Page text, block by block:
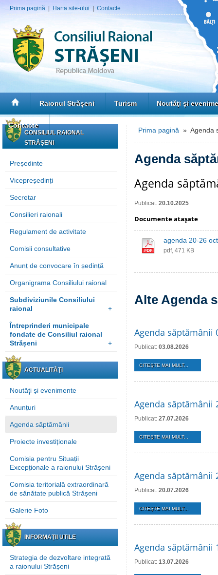
Prima pagină Harta site-ului Contacte
Raionul Strășeni Turism Noutăţi și
Contacte
CONSILIUL RAIONAL
STRĂȘENI
Președinte
Vicepreședinți
Secretar
Consilieri raionali
Regulament de activitate
Comisii consultative
Anunț de convocare în ședință
Organigrama Consiliului raional
Subdiviziunile Consiliului
raional
+
Întreprinderi municipale
fondate de Consiliul raional
Strășeni
+
ACTUALITĂȚI
Noutăţi și evenimente
Anunțuri
Agenda săptămânii
Proiecte investiționale
Comisia pentru Situații
Excepționale a raionului Strășeni
Comisia teritorială extraordinară
de sănătate publică Strășeni
Galerie Foto
INFORMAȚII UTILE
Strategia de dezvoltare integrată
a raionului Strășeni
Prima pagină » Agenda
Agenda
Agenda
Publicat: 20.10.2025
Documente ataşate
agenda 20-26
pdf, 471 KB
Alte Agenda
Agenda săptămânii
Publicat: 03.08.2026
CITEŞTE MAI MULT...
Agenda săptămânii
Publicat: 27.07.2026
CITEŞTE MAI MULT...
Agenda săptămânii
Publicat: 20.07.2026
CITEŞTE MAI MULT...
Agenda săptămânii
Publicat: 13.07.2026